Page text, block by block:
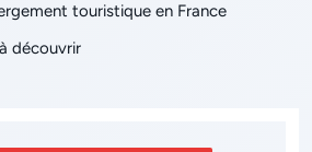
touristique en France
découvrir